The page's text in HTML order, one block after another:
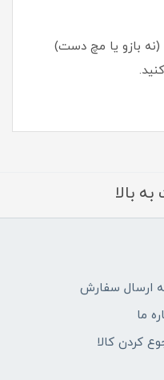
بازو یا مچ دست)
بالا
ارسال سفارش
ما
کردن کالا